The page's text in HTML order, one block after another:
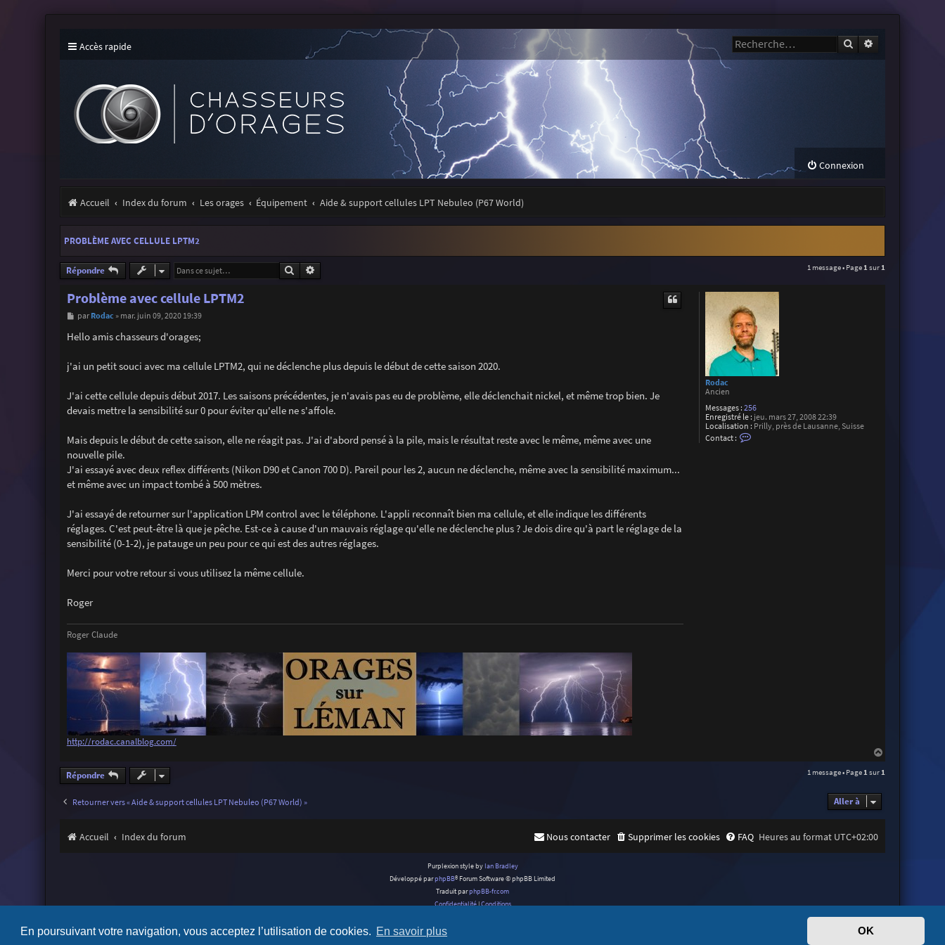
En poursuivant votre navigation, vous acceptez l’utilisation de cookies. En savoir plus OK
Accès rapide Rechercher
Connexion
Accueil Index du forum Les orages Équipement Aide & support cellules LPT Nebuleo (P67 World)
PROBLÈME AVEC CELLULE LPTM2
Répondre Rechercher 1 message • Page 1 sur 1
Rodac
Ancien
Messages : 256
Enregistré le : jeu. mars 27, 2008 22:39
Localisation : Prilly, près de Lausanne, Suisse
Contact :
Problème avec cellule LPTM2
M
s
s
g
e
par Rodac » mar. juin 09, 2020 19:39
Hello amis chasseurs d'orages;
j'ai un petit souci avec ma cellule LPTM2, qui ne déclenche plus depuis le début de cette saison 2020.
J'ai cette cellule depuis début 2017. Les saisons précédentes, je n'avais pas eu de problème, elle déclenchait nickel, et même trop bien. Je
devais mettre la sensibilité sur 0 pour éviter qu'elle ne s'affole.
Mais depuis le début de cette saison, elle ne réagit pas. J'ai d'abord pensé à la pile, mais le résultat reste avec le même, même avec une
nouvelle pile.
J'ai essayé avec deux reflex différents (Nikon D90 et Canon 700 D). Pareil pour les 2, aucun ne déclenche, même avec la sensibilité maximum...
et même avec un impact tombé à 500 mètres.
J'ai essayé de retourner sur l'application LPM control avec le téléphone. L'appli reconnaît bien ma cellule, et elle indique les différents
réglages. C'est peut-être là que je pêche. Est-ce à cause d'un mauvais réglage qu'elle ne déclenche plus ? Je dois dire qu'à part le réglage de la
sensibilité (0-1-2), je patauge un peu pour ce qui est des autres réglages.
Merci pour votre retour si vous utilisez la même cellule.
Roger
Roger Claude
http://rodac.canalblog.com/
a
u
Répondre 1 message • Page1sur1
Retourner vers « Aide & support cellules LPT Nebuleo (P67 World) » Aller à
Accueil Index du forum Heures au format UTC+02:00
FAQ
Supprimer les cookies
Nous contacter
Purplexion style by Ian Bradley
Développé parphpBB® Forum Software © phpBB Limited
Traduit parphpBB-fr.com
Confidentialité|Conditions